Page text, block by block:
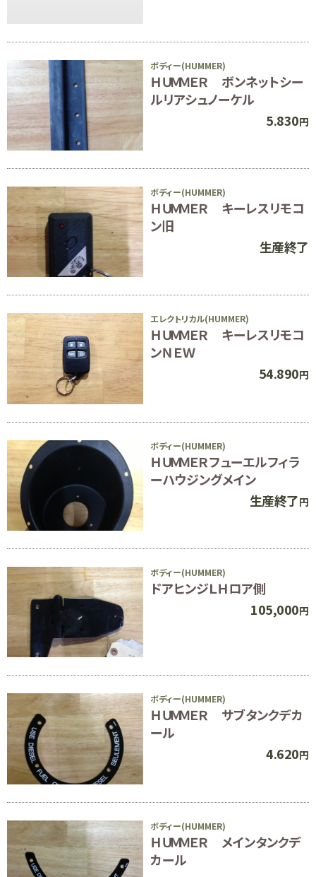
ボディー(HUMMER)
ＨＵＭＭＥＲ ボンネットシー
ルリアシュノーケル
5.830円
ボディー(HUMMER)
ＨＵＭＭＥＲ キーレスリモコ
ン旧
生産終了
エレクトリカル(HUMMER)
ＨＵＭＭＥＲ キーレスリモコ
ンＮＥＷ
54.890円
ボディー(HUMMER)
ＨＵＭＭＥＲフューエルフィラ
ーハウジングメイン
生産終了円
ボディー(HUMMER)
ドアヒンジＬＨロア側
105,000円
ボディー(HUMMER)
ＨＵＭＭＥＲ サブタンクデカ
ール
4.620円
ボディー(HUMMER)
ＨＵＭＭＥＲ メインタンクデ
カール